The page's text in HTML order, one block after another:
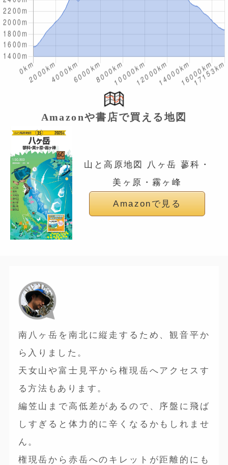
Amazonや書店で買える地図
山と高原地図 八ヶ岳 蓼科・
美ヶ原・霧ヶ峰
Amazonで見る
南八ヶ岳を南北に縦走するため、観音平か
ら入りました。
天女山や富士見平から権現岳へアクセスす
る方法もあります。
編笠山まで高低差があるので、序盤に飛ば
しすぎると体力的に辛くなるかもしれませ
ん。
権現岳から赤岳へのキレットが距離的にも